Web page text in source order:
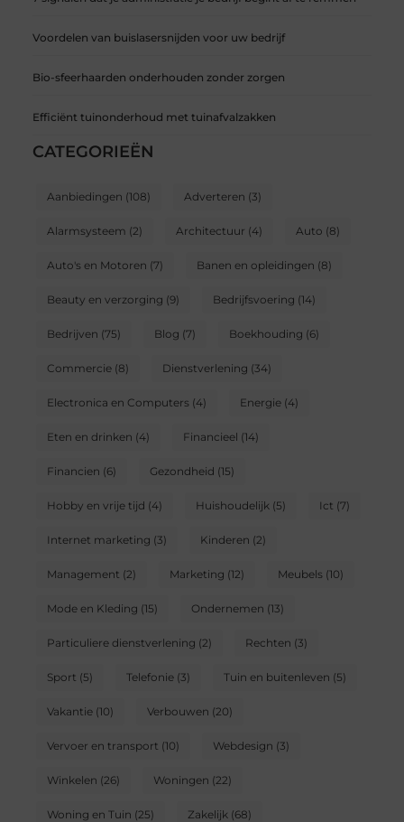
Voordelen van buislasersnijden voor uw bedrijf
Bio-sfeerhaarden onderhouden zonder zorgen
Efficiënt tuinonderhoud met tuinafvalzakken
CATEGORIEËN
Aanbiedingen (108) Adverteren (3)
Alarmsysteem (2) Architectuur (4) Auto (8)
Auto's en Motoren (7) Banen en opleidingen (8)
Beauty en verzorging (9) Bedrijfsvoering (14)
Bedrijven (75) Blog (7) Boekhouding (6)
Commercie(8) Dienstverlening (34)
Electronica en Computers(4) Energie(4)
Eten en drinken (4) Financieel (14)
Financien (6) Gezondheid (15)
Hobby en vrije tijd (4) Huishoudelijk (5) Ict (7)
Internet marketing (3) Kinderen (2)
Management (2) Marketing (12) Meubels(10)
Mode en Kleding (15) Ondernemen (13)
Particuliere dienstverlening (2) Rechten (3)
Sport (5) Telefonie(3) Tuin en buitenleven (5)
Vakantie(10) Verbouwen (20)
Vervoer en transport (10) Webdesign (3)
Winkelen (26) Woningen (22)
Woning en Tuin (25) Zakelijk (68)